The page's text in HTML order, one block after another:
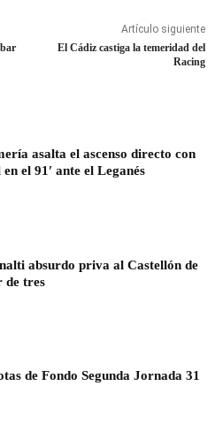
Artículo siguiente
El Cádiz castiga la temeridad del
Racing
asalta el ascenso directo con
en el 91′ ante el Leganés
absurdo priva al Castellón de
de tres
de Fondo Segunda Jornada 31